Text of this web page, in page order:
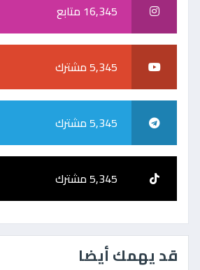
16,345 متابع
5,345 مشترك
5,345 مشترك
5,345 مشترك
قد يهمك أيضا